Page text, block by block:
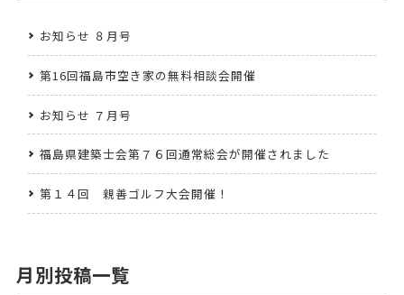
お知らせ ８月号
第16回福島市空き家の無料相談会開催
お知らせ ７月号
福島県建築士会第７６回通常総会が開催されました
第１４回 親善ゴルフ大会開催！
月別投稿一覧